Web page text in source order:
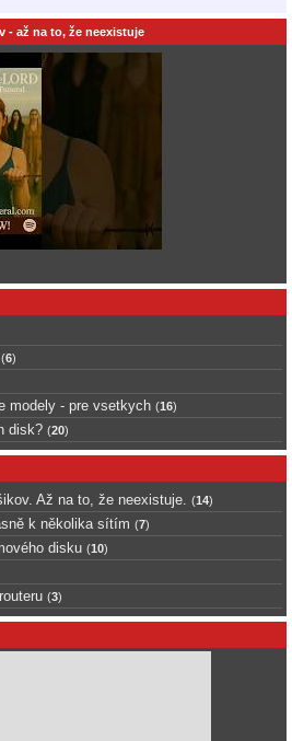
- až na to, že neexistuje
(6)
modely - pre vsetkych (16)
disk? (20)
Až na to, že neexistuje. (14)
k několika sítím (7)
disku (10)
(3)